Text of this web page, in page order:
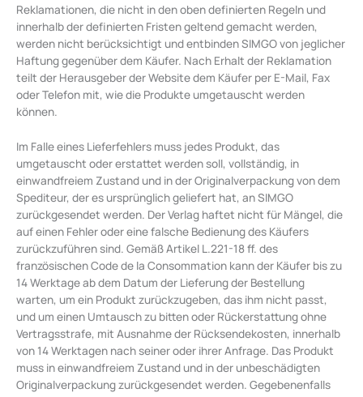
Reklamationen, die nicht in den oben definierten Regeln und
innerhalb der definierten Fristen geltend gemacht werden,
werden nicht berücksichtigt und entbinden SIMGO von jeglicher
Haftung gegenüber dem Käufer. Nach Erhalt der Reklamation
teilt der Herausgeber der Website dem Käufer per E-Mail, Fax
oder Telefon mit, wie die Produkte umgetauscht werden
können.
Im Falle eines Lieferfehlers muss jedes Produkt, das
umgetauscht oder erstattet werden soll, vollständig, in
einwandfreiem Zustand und in der Originalverpackung von dem
Spediteur, der es ursprünglich geliefert hat, an SIMGO
zurückgesendet werden. Der Verlag haftet nicht für Mängel, die
auf einen Fehler oder eine falsche Bedienung des Käufers
zurückzuführen sind. Gemäß Artikel L.221-18 ff. des
französischen Code de la Consommation kann der Käufer bis zu
14 Werktage ab dem Datum der Lieferung der Bestellung
warten, um ein Produkt zurückzugeben, das ihm nicht passt,
und um einen Umtausch zu bitten oder Rückerstattung ohne
Vertragsstrafe, mit Ausnahme der Rücksendekosten, innerhalb
von 14 Werktagen nach seiner oder ihrer Anfrage. Das Produkt
muss in einwandfreiem Zustand und in der unbeschädigten
Originalverpackung zurückgesendet werden. Gegebenenfalls